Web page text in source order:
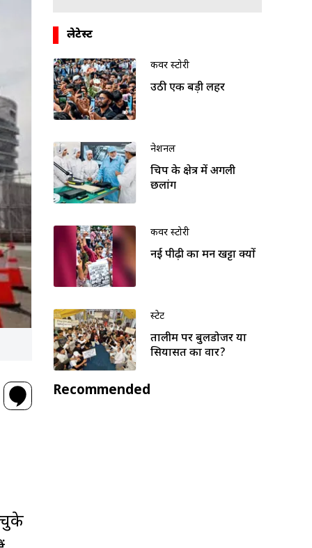
चुके
लेटेस्ट
कवर स्टोरी
उठी एक बड़ी लहर
नेशनल
चिप के क्षेत्र में अगली
छलांग
कवर स्टोरी
नई पीढ़ी का मन खट्टा क्यों
स्टेट
तालीम पर बुलडोजर या
सियासत का वार?
Recommended